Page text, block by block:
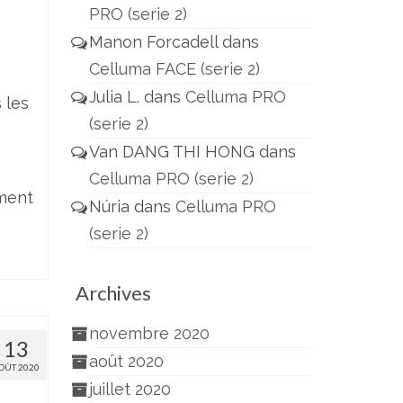
les
13
2020
PRO (serie 2)
Manon Forcadelldans
Celluma FACE (serie 2)
Julia L. dans Celluma PRO
(serie 2)
Van DANG THI HONG dans
Celluma PRO (serie 2)
Núria dans Celluma PRO
(serie 2)
Archives
novembre 2020
août 2020
juillet 2020